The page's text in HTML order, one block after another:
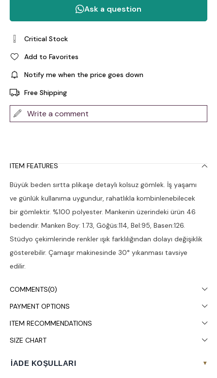
Critical Stock
Add to Favorites
Notify me when the price goes down
Free Shipping
Write a comment
ITEM FEATURES
Büyük beden sırtta plikaşe detaylı kolsuz gömlek. İş yaşamı
ve günlük kullanıma uygundur, rahatlıkla kombinlenebilecek
bir gömlektir. %100 polyester. Mankenin üzerindeki ürün 46
bedendir. Manken Boy: 1.73, Göğüs:114, Bel:95, Basen:126.
Stüdyo çekimlerinde renkler ışık farklılığından dolayı değişiklik
gösterebilir. Çamaşır makinesinde 30° yıkanması tavsiye
edilir.
COMMENTS(0)
PAYMENT OPTIONS
ITEM RECOMMENDATIONS
SIZE CHART
İADE KOŞULLARI ▾